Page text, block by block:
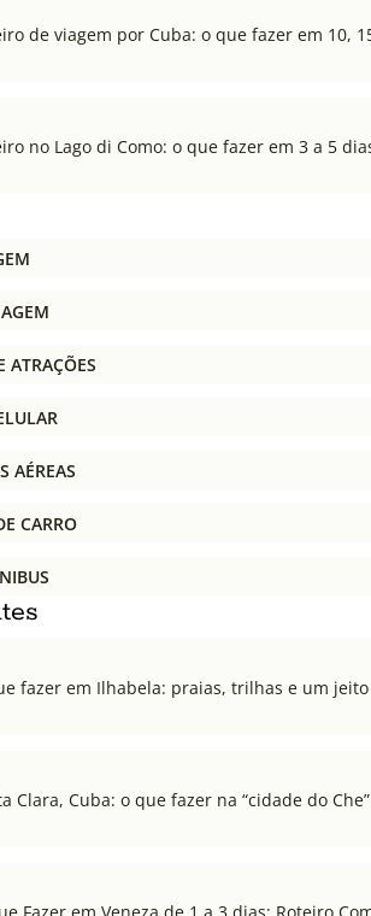
de viagem por Cuba: o que fazer em 10,
no Lago di Como: o que fazer em 3 a 5
ATRAÇÕES
AÉREAS
CARRO
fazer em Ilhabela: praias, trilhas e um
Clara, Cuba: o que fazer na “cidade do Che”
Fazer em Veneza de 1 a 3 dias: Roteiro